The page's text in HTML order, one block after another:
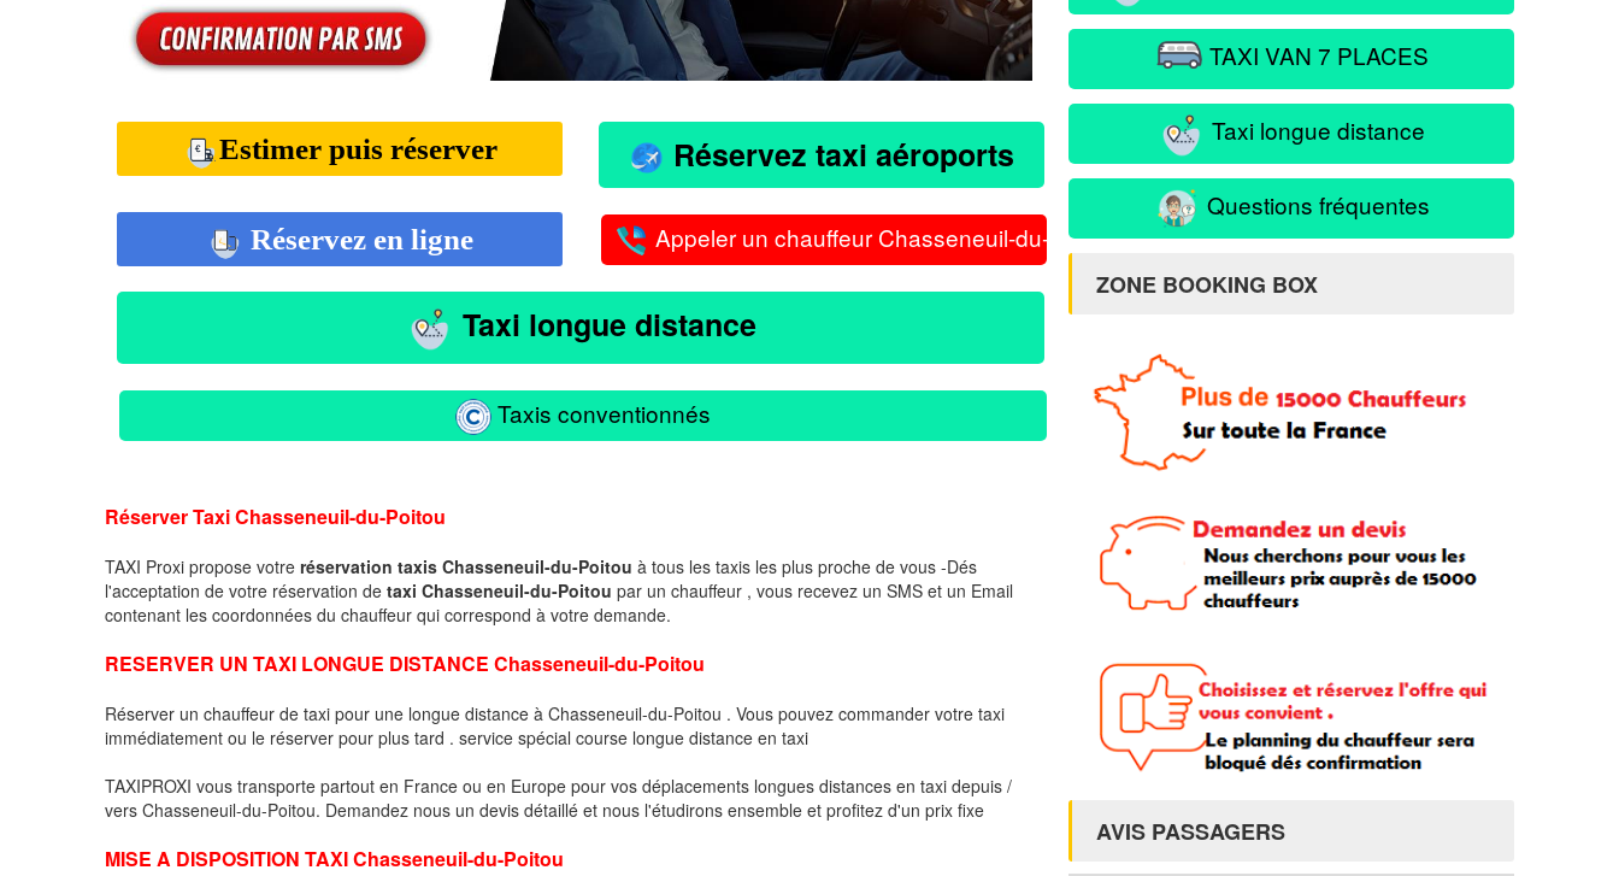
Estimer puis réserver Réservez taxi aéroports
Réservez en ligne Appeler un chauffeur Chasseneuil-du-Poitou
Taxi longue distance
Taxis conventionnés
Réserver Taxi Chasseneuil-du-Poitou
TAXI Proxi propose votre réservation taxis Chasseneuil-du-Poitou à tous les taxis les plus proche de vous -Dés
l'acceptation de votre réservation de taxi Chasseneuil-du-Poitou par un chauffeur , vous recevez un SMS et un Email
contenant les coordonnées du chauffeur qui correspond à votre demande.
RESERVER UN TAXI LONGUE DISTANCE Chasseneuil-du-Poitou
Réserver un chauffeur de taxi pour une longue distance à Chasseneuil-du-Poitou . Vous pouvez commander votre taxi
immédiatement ou le réserver pour plus tard . service spécial course longue distance en taxi
TAXIPROXI vous transporte partout en France ou en Europe pour vos déplacements longues distances en taxi depuis /
vers Chasseneuil-du-Poitou. Demandez nous un devis détaillé et nous l'étudirons ensemble et profitez d'un prix fixe
MISE A DISPOSITION TAXI Chasseneuil-du-Poitou
TAXI VAN 7 PLACES
Taxi longue distance
Questions fréquentes
ZONE BOOKING BOX
AVIS PASSAGERS